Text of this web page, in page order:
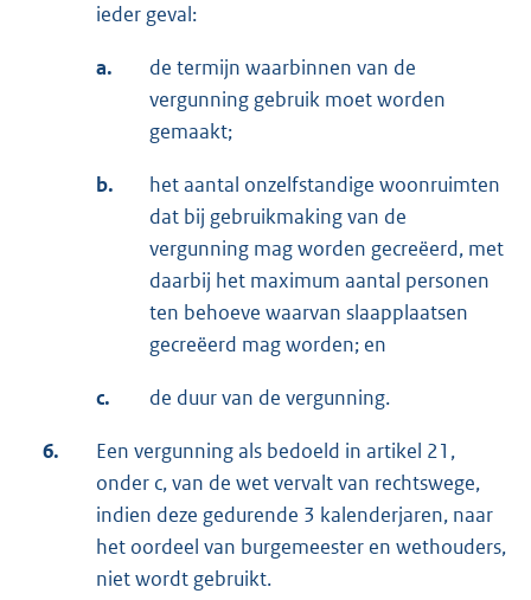
ieder geval:
a.
de termijn waarbinnen van de
vergunning gebruik moet worden
gemaakt;
b.
het aantal onzelfstandige woonruimten
dat bij gebruikmaking van de
vergunning mag worden gecreëerd, met
daarbij het maximum aantal personen
ten behoeve waarvan slaapplaatsen
gecreëerd mag worden; en
c. de duur van de vergunning.
6.
Een vergunning als bedoeld in artikel 21,
onder c, van de wet vervalt van rechtswege,
indien deze gedurende 3 kalenderjaren, naar
het oordeel van burgemeester en wethouders,
niet wordt gebruikt.